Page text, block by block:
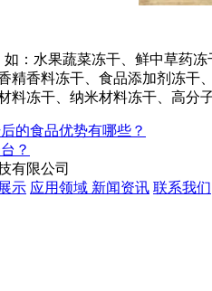
：水果蔬菜冻干、鲜中草药冻
精香料冻干、食品添加剂冻干
料冻干、纳米材料冻干、高分
的食品优势有哪些？
？
示 应用领域 新闻资讯 联系我们